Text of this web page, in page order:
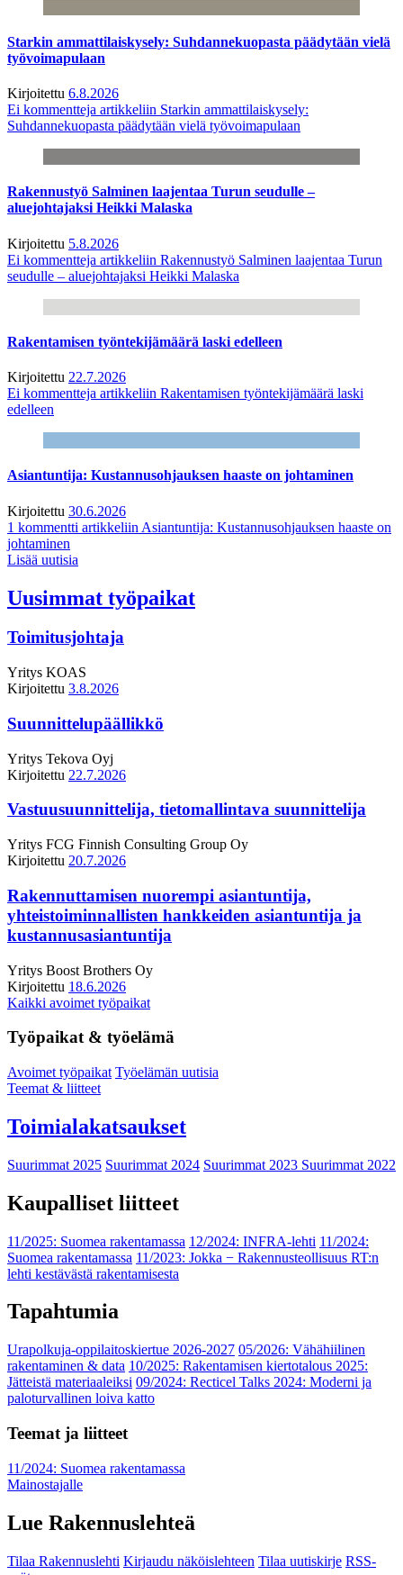
Starkin ammattilaiskysely: Suhdannekuopasta päädytään vielä
työvoimapulaan
Kirjoitettu 6.8.2026
Ei kommentteja artikkeliin Starkin ammattilaiskysely:
Suhdannekuopasta päädytään vielä työvoimapulaan
Rakennustyö Salminen laajentaa Turun seudulle –
aluejohtajaksi Heikki Malaska
Kirjoitettu 5.8.2026
Ei kommentteja artikkeliin Rakennustyö Salminen laajentaa Turun
seudulle – aluejohtajaksi Heikki Malaska
Rakentamisen työntekijämäärä laski edelleen
Kirjoitettu 22.7.2026
Ei kommentteja artikkeliin Rakentamisen työntekijämäärä laski
edelleen
Asiantuntija: Kustannusohjauksen haaste on johtaminen
Kirjoitettu 30.6.2026
1 kommentti artikkeliin Asiantuntija: Kustannusohjauksen haaste on
johtaminen
Lisää uutisia
Uusimmat työpaikat
Toimitusjohtaja
Yritys KOAS
Kirjoitettu 3.8.2026
Suunnittelupäällikkö
Yritys Tekova Oyj
Kirjoitettu 22.7.2026
Vastuusuunnittelija, tietomallintava suunnittelija
Yritys FCG Finnish Consulting Group Oy
Kirjoitettu 20.7.2026
Rakennuttamisen nuorempi asiantuntija,
yhteistoiminnallisten hankkeiden asiantuntija ja
kustannusasiantuntija
Yritys Boost Brothers Oy
Kirjoitettu 18.6.2026
Kaikki avoimet työpaikat
Työpaikat & työelämä
Avoimet työpaikat Työelämän uutisia
Teemat & liitteet
Toimialakatsaukset
Suurimmat 2025 Suurimmat 2024 Suurimmat 2023 Suurimmat 2022
Kaupalliset liitteet
11/2025: Suomea rakentamassa 12/2024: INFRA-lehti 11/2024:
Suomea rakentamassa 11/2023: Jokka − Rakennusteollisuus RT:n
lehti kestävästä rakentamisesta
Tapahtumia
Urapolkuja-oppilaitoskiertue 2026-2027 05/2026: Vähähiilinen
rakentaminen & data 10/2025: Rakentamisen kiertotalous 2025:
Jätteistä materiaaleiksi 09/2024: Recticel Talks 2024: Moderni ja
paloturvallinen loiva katto
Teemat ja liitteet
11/2024: Suomea rakentamassa
Mainostajalle
Lue Rakennuslehteä
Tilaa Rakennuslehti Kirjaudu näköislehteen Tilaa uutiskirje RSS-